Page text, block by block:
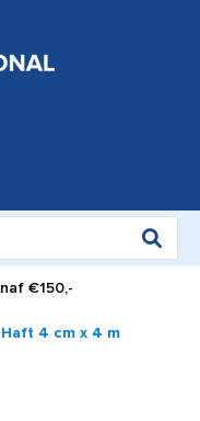
€150,-
4 cm x 4 m